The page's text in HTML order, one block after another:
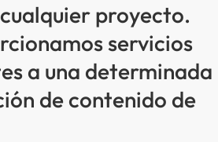
proyecto.
servicios
a una determinada
de contenido de